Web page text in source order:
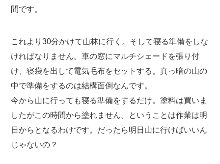
間です。
これより30分かけて山林に行く。そして寝る準備をしな
ければなりません。車の窓にマルチシェードを張り付
け、寝袋を出して電気毛布をセットする。真っ暗の山の
中で準備をするのは結構面倒なんです。
今から山に行っても寝る準備をするだけ。塗料は買いま
したがこの時間から塗れません。ということは作業は明
日からとなるわけです。だったら明日山に行けばいいん
じゃないの？